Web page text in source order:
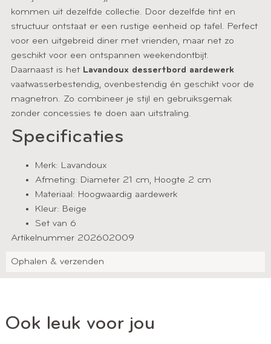
Ophalen & verzenden
kommen uit dezelfde collectie. Door dezelfde tint en
structuur ontstaat er een rustige eenheid op tafel. Perfect
voor een uitgebreid diner met vrienden, maar net zo
geschikt voor een ontspannen weekendontbijt.
Daarnaast is het Lavandoux dessertbord aardewerk
vaatwasserbestendig, ovenbestendig én geschikt voor de
magnetron. Zo combineer je stijl en gebruiksgemak
zonder concessies te doen aan uitstraling.
Specificaties
Merk: Lavandoux
Afmeting: Diameter 21 cm, Hoogte 2 cm
Materiaal: Hoogwaardig aardewerk
Kleur: Beige
Set van 6
Artikelnummer 202602009
Ook leuk voor jou